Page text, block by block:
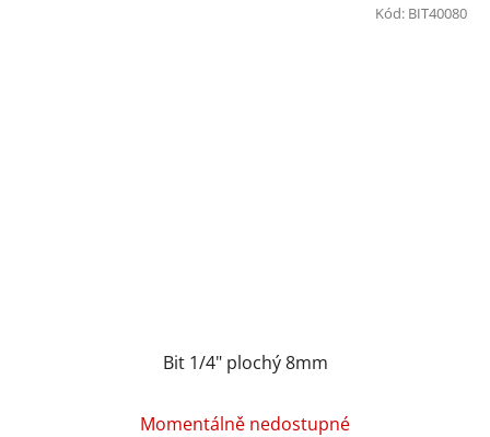
Bit 1/4" plochý 8mm
Momentálně nedostupné
Kód: BIT40080